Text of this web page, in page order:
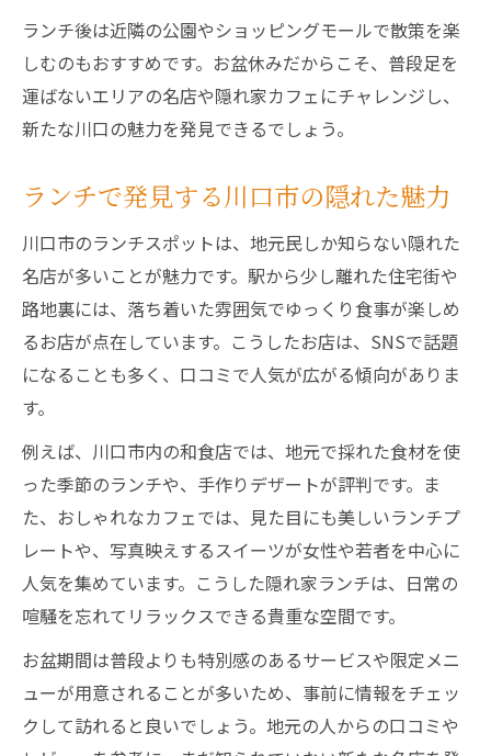
安くて美味しい川口市ランチを満喫する方法
川口市で安くて美味しいランチ探し
コスパ抜群の川口市ランチを楽しむ
川口市の安いランチで満足度アップ
人気の安い川口ランチ店の探し方
隠れた名店で味わう川口ランチ体験記
川口市の隠れた名店で特別なランチ体験
知る人ぞ知る川口ランチの名店を紹介
地元で評判の隠れ家ランチスポット探訪
SNSで話題の川口市ランチ名店を体験
ランチ後は近隣の公園やショッピングモールで散策を楽
しむのもおすすめです。お盆休みだからこそ、普段足を
運ばないエリアの名店や隠れ家カフェにチャレンジし、
新たな川口の魅力を発見できるでしょう。
ランチで発見する川口市の隠れた魅力
川口市のランチスポットは、地元民しか知らない隠れた
名店が多いことが魅力です。駅から少し離れた住宅街や
路地裏には、落ち着いた雰囲気でゆっくり食事が楽しめ
るお店が点在しています。こうしたお店は、SNSで話題
になることも多く、口コミで人気が広がる傾向がありま
す。
例えば、川口市内の和食店では、地元で採れた食材を使
った季節のランチや、手作りデザートが評判です。ま
た、おしゃれなカフェでは、見た目にも美しいランチプ
レートや、写真映えするスイーツが女性や若者を中心に
人気を集めています。こうした隠れ家ランチは、日常の
喧騒を忘れてリラックスできる貴重な空間です。
お盆期間は普段よりも特別感のあるサービスや限定メニ
ューが用意されることが多いため、事前に情報をチェッ
クして訪れると良いでしょう。地元の人からの口コミや